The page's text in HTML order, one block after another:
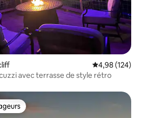
Évaluation
4,98 (124)
avec terrasse de style rétro